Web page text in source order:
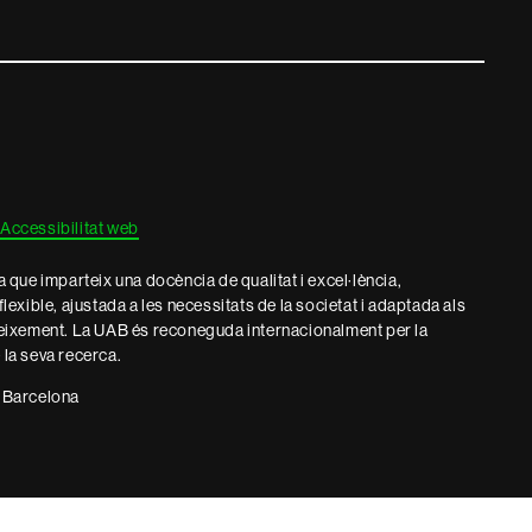
Accessibilitat web
imparteix una docència de qualitat i excel·lència,
ajustada a les necessitats de la societat i adaptada als
La UAB és reconeguda internacionalment per la
seva recerca.